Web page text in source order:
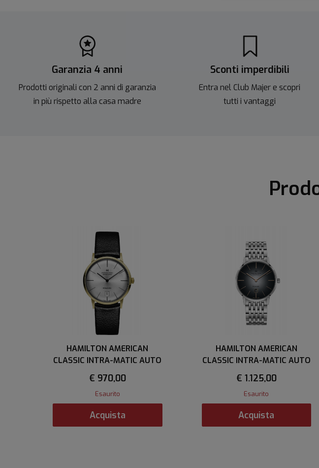
Garanzia 4 anni
Prodotti originali con 2 anni di garanzia
in più rispetto alla casa madre
Sconti imperdibili
Entra nel Club Majer e scopri
tutti i vantaggi
HAMILTON AMERICAN
CLASSIC INTRA-MATIC AUTO
€ 970,00
Esaurito
Acquista
HAMILTON AMERICAN
CLASSIC INTRA-MATIC AUTO
€ 1.125,00
Esaurito
Acquista